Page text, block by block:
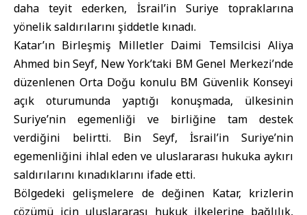
daha teyit ederken, İsrail’in Suriye topraklarına
yönelik saldırılarını şiddetle kınadı.
Katar’ın Birleşmiş Milletler Daimi Temsilcisi Aliya
Ahmed bin Seyf, New York’taki BM Genel Merkezi’nde
düzenlenen Orta Doğu konulu BM Güvenlik Konseyi
açık oturumunda yaptığı konuşmada, ülkesinin
Suriye’nin egemenliği ve birliğine tam destek
verdiğini belirtti. Bin Seyf, İsrail’in Suriye’nin
egemenliğini ihlal eden ve uluslararası hukuka aykırı
saldırılarını kınadıklarını ifade etti.
Bölgedeki gelişmelere de değinen Katar, krizlerin
çözümü için uluslararası hukuk ilkelerine bağlılık,